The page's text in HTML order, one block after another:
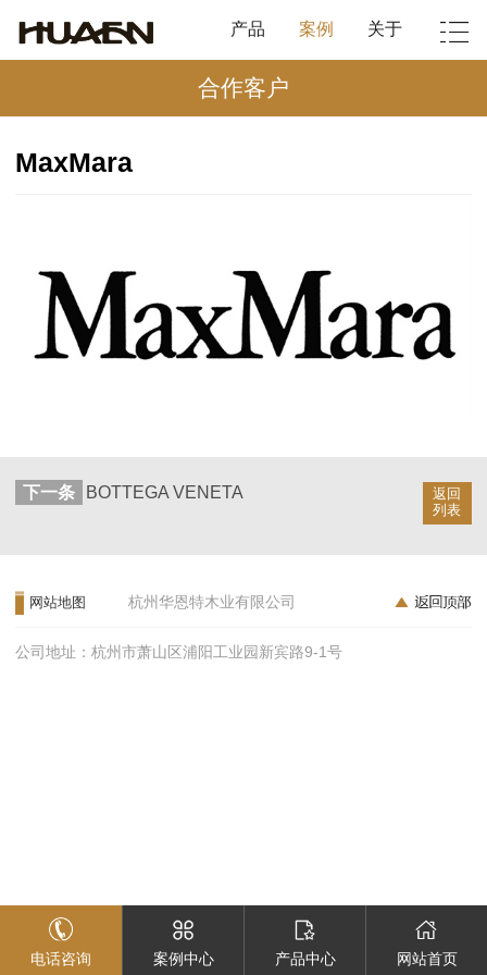
产品 案例 关于
合作客户
MaxMara
返回
列表
下一条 BOTTEGA VENETA
网站地图 杭州华恩特木业有限公司
公司地址：杭州市萧山区浦阳工业园新宾路9-1号
电话咨询 案例中心 产品中心 网站首页